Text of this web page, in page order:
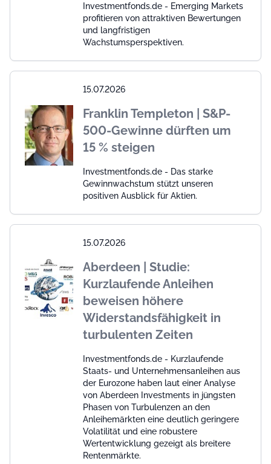
Investmentfonds.de - Emerging Markets
profitieren von attraktiven Bewertungen
und langfristigen
Wachstumsperspektiven.
15.07.2026
Franklin Templeton | S&P-
500-Gewinne dürften um
15 % steigen
Investmentfonds.de - Das starke
Gewinnwachstum stützt unseren
positiven Ausblick für Aktien.
15.07.2026
Aberdeen | Studie:
Kurzlaufende Anleihen
beweisen höhere
Widerstandsfähigkeit in
turbulenten Zeiten
Investmentfonds.de - Kurzlaufende
Staats- und Unternehmensanleihen aus
der Eurozone haben laut einer Analyse
von Aberdeen Investments in jüngsten
Phasen von Turbulenzen an den
Anleihemärkten eine deutlich geringere
Volatilität und eine robustere
Wertentwicklung gezeigt als breitere
Rentenmärkte.